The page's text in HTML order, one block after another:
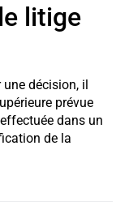
litige
décision, il
prévue
dans un
de la